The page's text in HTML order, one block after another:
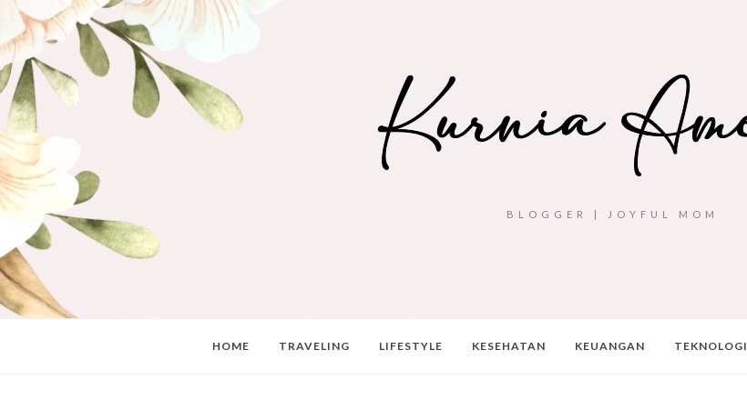
BLOGGER | JOYFUL MOM
HOME TRAVELING LIFESTYLE KESEHATAN KEUANGAN TEKNOLOGI